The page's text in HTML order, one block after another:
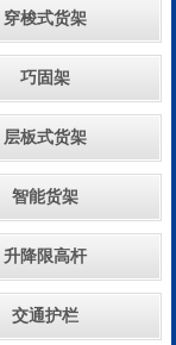
穿梭式货架
巧固架
层板式货架
智能货架
升降限高杆
交通护栏